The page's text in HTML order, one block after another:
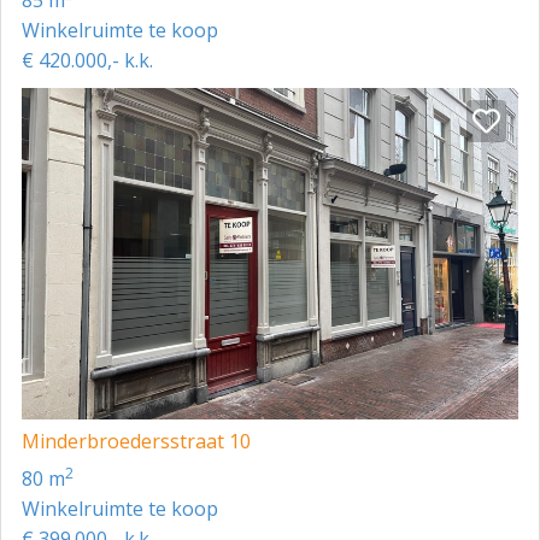
Winkelruimte te koop
€ 420.000,- k.k.
Minderbroedersstraat 10
80 m2
Winkelruimte te koop